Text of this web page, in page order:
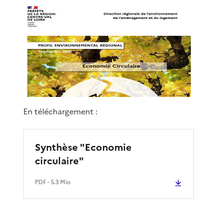
En téléchargement :
Synthèse "Economie
circulaire"
PDF- 5.3 Mio